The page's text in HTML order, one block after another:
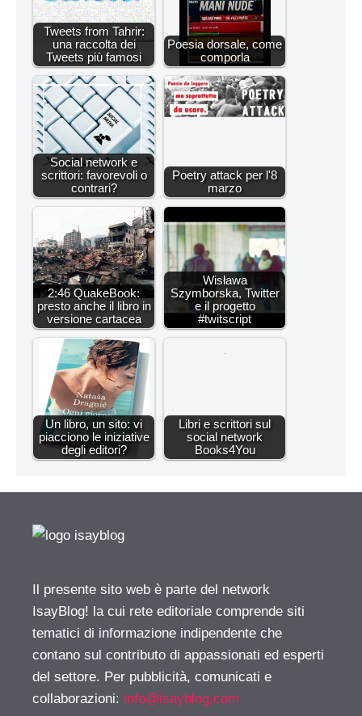
Tweets from Tahrir:
una raccolta dei
Tweets più famosi
Poesia dorsale, come
comporla
Social network e
scrittori: favorevoli o
contrari?
Poetry attack per l'8
marzo
2:46 QuakeBook:
presto anche il libro in
versione cartacea
Wisława
Szymborska, Twitter
e il progetto
#twitscript
Un libro, un sito: vi
piacciono le iniziative
degli editori?
Libri e scrittori sul
social network
Books4You
Il presente sito web è parte del network
IsayBlog! la cui rete editoriale comprende siti
tematici di informazione indipendente che
contano sul contributo di appassionati ed esperti
del settore. Per pubblicità, comunicati e
collaborazioni: info@isayblog.com